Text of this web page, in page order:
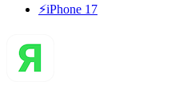
⚡️iPhone 17